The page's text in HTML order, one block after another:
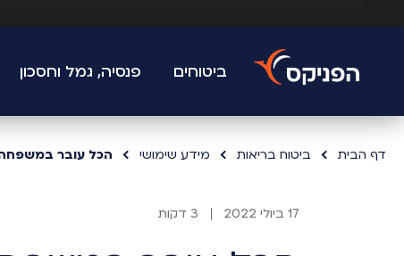
ביטוחים פנסיה, גמל וחסכון
דף הבית ביטוח בריאות מידע שימושי
17 ביולי 2022 3 דקות